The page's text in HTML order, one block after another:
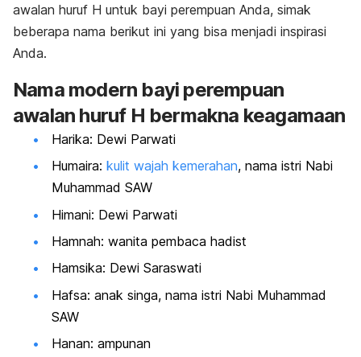
awalan huruf H untuk bayi perempuan Anda, simak
beberapa nama berikut ini yang bisa menjadi inspirasi
Anda.
Nama modern bayi perempuan
awalan huruf H bermakna keagamaan
Harika: Dewi Parwati
Humaira: kulit wajah kemerahan, nama istri Nabi
Muhammad SAW
Himani: Dewi Parwati
Hamnah: wanita pembaca hadist
Hamsika: Dewi Saraswati
Hafsa: anak singa, nama istri Nabi Muhammad
SAW
Hanan: ampunan